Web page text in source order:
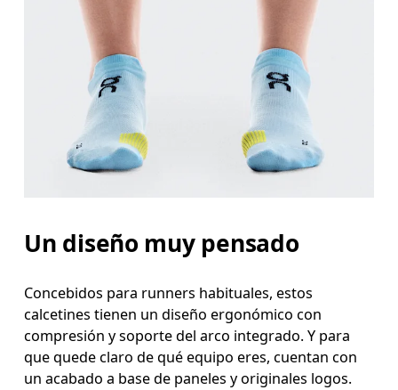
Un diseño muy pensado
Concebidos para runners habituales, estos
calcetines tienen un diseño ergonómico con
compresión y soporte del arco integrado. Y para
que quede claro de qué equipo eres, cuentan con
un acabado a base de paneles y originales logos.